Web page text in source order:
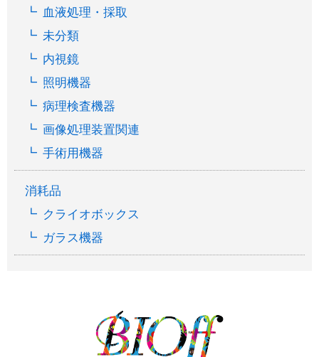
血液処理・採取
未分類
内視鏡
照明機器
病理検査機器
画像処理装置関連
手術用機器
消耗品
クライオボックス
ガラス機器